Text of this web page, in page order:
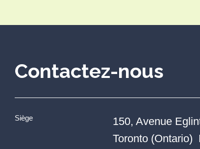
Contactez-nous
Siège
150, Avenue
Toronto (Ontario)